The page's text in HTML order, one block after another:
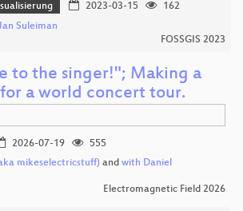
2023-03-15
162
Suleiman
FOSSGIS 2023
to the singer!"; Making a
a world concert tour.
2026-07-19
555
mikeselectricstuff) and with Daniel
Electromagnetic Field 2026